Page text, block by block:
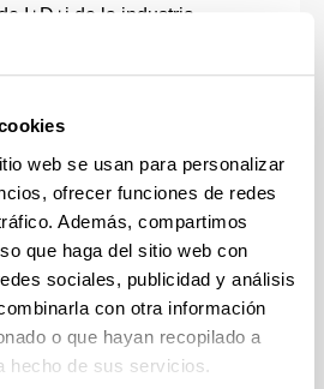
web se usan para personalizar
ofrecer funciones de redes
Además, compartimos
que haga del sitio web con
sociales, publicidad y análisis
con otra información
o que hayan recopilado a
hecho de sus servicios.
I+D+i de la industria
terapia génica y celular,
y especialmente
medicamentos de
y continua de fármacos,
ácidos nucleicos y células.
proyectos vinculados
farmacocinética
de medicamentos, la atención
la regulación de